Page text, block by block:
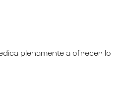
plenamente a ofrecer lo